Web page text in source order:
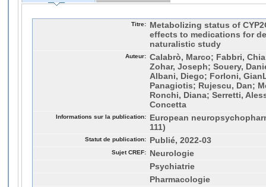
Titre:
Metabolizing status of
effects to medications for
naturalistic study
Auteur: Calabrò, Marco; Fabbri,
Zohar, Joseph; Souery,
Albani, Diego; Forloni,
Panagiotis; Rujescu, Dan;
Ronchi, Diana; Serretti,
Concetta
Informations sur la publication:
European
111)
Statut de publication: Publié, 2022-03
Sujet CREF:
Neurologie
Psychiatrie
Pharmacologie